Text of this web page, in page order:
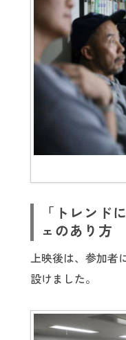
「トレンド
ェのあり方
上映後は、参加者
設けました。